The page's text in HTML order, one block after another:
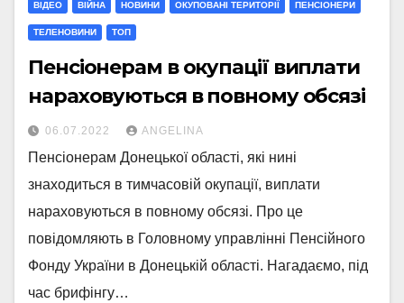
ВІДЕО ВІЙНА НОВИНИ ОКУПОВАНІ ТЕРИТОРІЇ ПЕНСІОНЕРИ
ТЕЛЕНОВИНИ ТОП
Пенсіонерам в окупації виплати
нараховуються в повному обсязі
06.07.2022 ANGELINA
Пенсіонерам Донецької області, які нині
знаходиться в тимчасовій окупації, виплати
нараховуються в повному обсязі. Про це
повідомляють в Головному управлінні Пенсійного
Фонду України в Донецькій області. Нагадаємо, під
час брифінгу…